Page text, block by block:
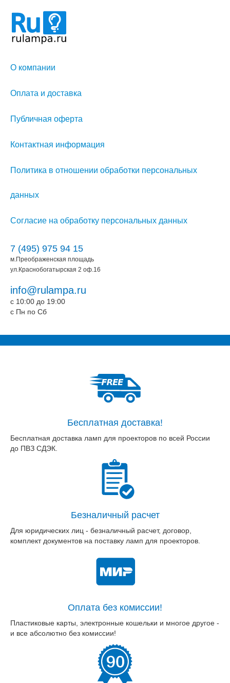
О компании
Оплата и доставка
Публичная оферта
Контактная информация
Политика в отношении обработки персональных
данных
Согласие на обработку персональных данных
7 (495) 975 94 15
м.Преображенская площадь
ул.Краснобогатырская 2 оф.16
info@rulampa.ru
c 10:00 до 19:00
c Пн по Сб
Бесплатная доставка!
Бесплатная доставка ламп для проекторов по всей России
до ПВЗ СДЭК.
Безналичный расчет
Для юридических лиц - безналичный расчет, договор,
комплект документов на поставку ламп для проекторов.
Оплата без комиссии!
Пластиковые карты, электронные кошельки и многое другое -
и все абсолютно без комиссии!